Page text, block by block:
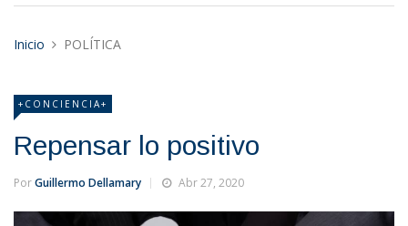
Inicio POLÍTICA
+CONCIENCIA+
Repensar lo positivo
PorGuillermo Dellamary Abr 27, 2020